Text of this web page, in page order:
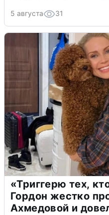
5 августа 31
«Триггерю тех,
Гордон жестко
Ахмедовой и